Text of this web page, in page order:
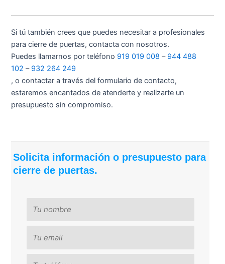
Si tú también crees que puedes necesitar a profesionales
para cierre de puertas, contacta con nosotros.
Puedes llamarnos por teléfono 919 019 008 – 944 488
102 – 932 264 249
, o contactar a través del formulario de contacto,
estaremos encantados de atenderte y realizarte un
presupuesto sin compromiso.
Solicita información o presupuesto para
cierre de puertas.